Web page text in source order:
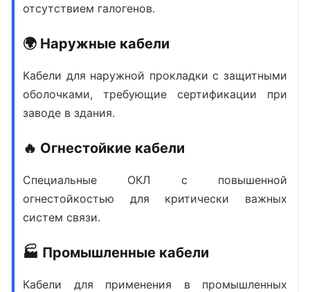
отсутствием галогенов.
🌍 Наружные кабели
Кабели для наружной прокладки с защитными
оболочками, требующие сертификации при
заводе в здания.
🔥 Огнестойкие кабели
Специальные ОКЛ с повышенной
огнестойкостью для критически важных
систем связи.
🏭 Промышленные кабели
Кабели для применения в промышленных